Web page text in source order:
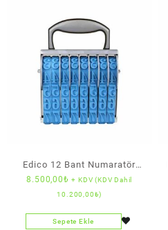
Edico 12 Bant Numaratör
(24 mm Rakam Boyu)
8.500,00₺ + KDV (KDV Dahil
10.200,00₺)
Sepete Ekle